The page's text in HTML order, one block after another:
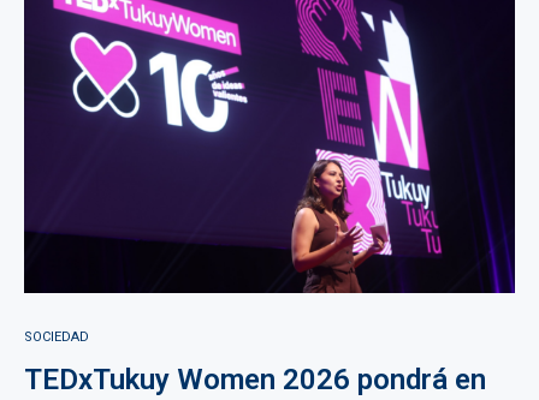
SOCIEDAD
TEDxTukuy Women 2026 pondrá en